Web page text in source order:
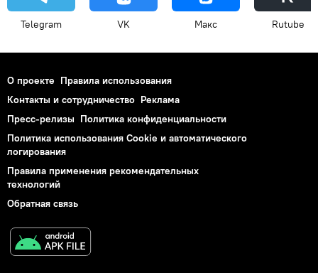
Telegram VK Макс Rutube
О проекте Правила использования
Контакты и сотрудничество Реклама
Пресс-релизы Политика конфиденциальности
Политика использования Cookie и автоматического
логирования
Правила применения рекомендательных
технологий
Обратная связь